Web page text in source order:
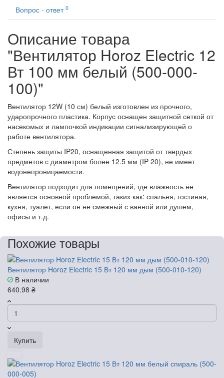
Вопрос - ответ 0
Описание товара
"Вентилятор Horoz Electric 12
Вт 100 мм белый (500-000-
100)"
Вентилятор 12W (10 см) белый изготовлен из прочного,
ударопрочного пластика. Корпус оснащен защитной сеткой от
насекомых и лампочкой индикации сигнализирующей о
работе вентилятора.
Степень защиты IP20, оснащенная защитой от твердых
предметов с диаметром более 12.5 мм (IP 20), не имеет
водонепроницаемости.
Вентилятор подходит для помещений, где влажность не
является основной проблемой, таких как: спальня, гостиная,
кухня, туалет, если он не смежный с ванной или душем,
офисы и т.д.
Похожие товары
Вентилятор Horoz Electric 15 Вт 120 мм дым (500-010-120)
В наличии
640.98 ₴
Купить